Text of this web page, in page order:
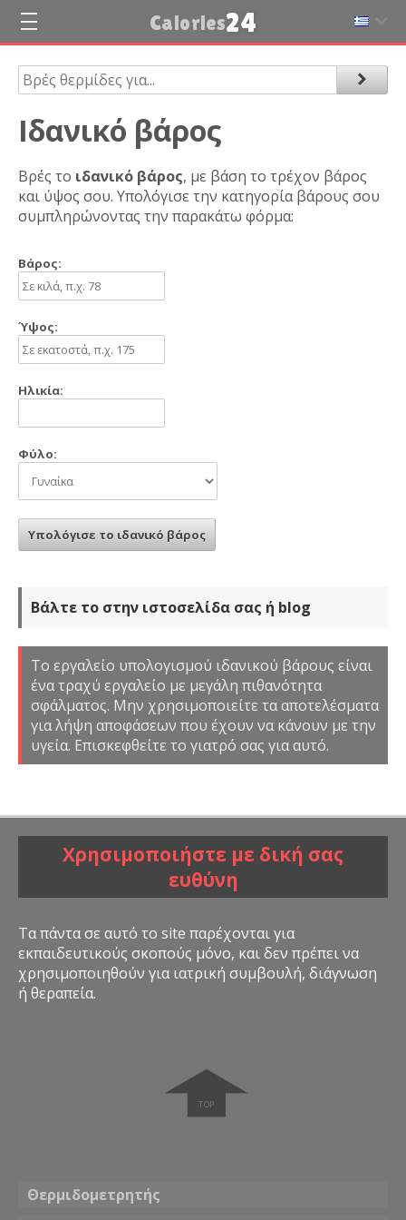
Calories24
Ιδανικό βάρος
Βρές το ιδανικό βάρος, με βάση το τρέχον βάρος
και ύψος σου. Υπολόγισε την κατηγορία βάρους σου
συμπληρώνοντας την παρακάτω φόρμα:
Βάρος:
Ύψος:
Ηλικία:
Φύλο:
Βάλτε το στην ιστοσελίδα σας ή blog
Το εργαλείο υπολογισμού ιδανικού βάρους είναι
ένα τραχύ εργαλείο με μεγάλη πιθανότητα
σφάλματος. Μην χρησιμοποιείτε τα αποτελέσματα
για λήψη αποφάσεων που έχουν να κάνουν με την
υγεία. Επισκεφθείτε το γιατρό σας για αυτό.
Χρησιμοποιήστε με δική σας
ευθύνη
Τα πάντα σε αυτό το site παρέχονται για
εκπαιδευτικούς σκοπούς μόνο, και δεν πρέπει να
χρησιμοποιηθούν για ιατρική συμβουλή, διάγνωση
ή θεραπεία.
➧
Θερμιδομετρητής